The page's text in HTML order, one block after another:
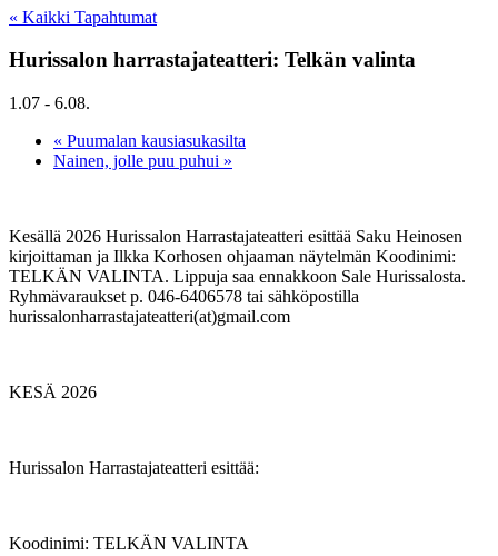
« Kaikki Tapahtumat
Hurissalon harrastajateatteri: Telkän valinta
1.07 - 6.08.
« Puumalan kausiasukasilta
Nainen, jolle puu puhui »
Kesällä 2026 Hurissalon Harrastajateatteri esittää Saku Heinosen
kirjoittaman ja Ilkka Korhosen ohjaaman näytelmän Koodinimi:
TELKÄN VALINTA. Lippuja saa ennakkoon Sale Hurissalosta.
Ryhmävaraukset p. 046-6406578 tai sähköpostilla
hurissalonharrastajateatteri(at)gmail.com
KESÄ 2026
Hurissalon Harrastajateatteri esittää:
Koodinimi: TELKÄN VALINTA